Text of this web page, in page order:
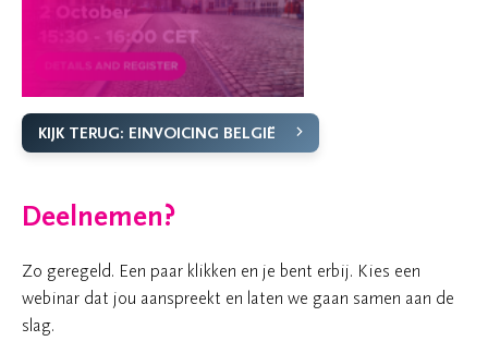
KIJK TERUG: EINVOICING BELGIË
Deelnemen?
Zo geregeld. Een paar klikken en je bent erbij. Kies een
webinar dat jou aanspreekt en laten we gaan samen aan de
slag.